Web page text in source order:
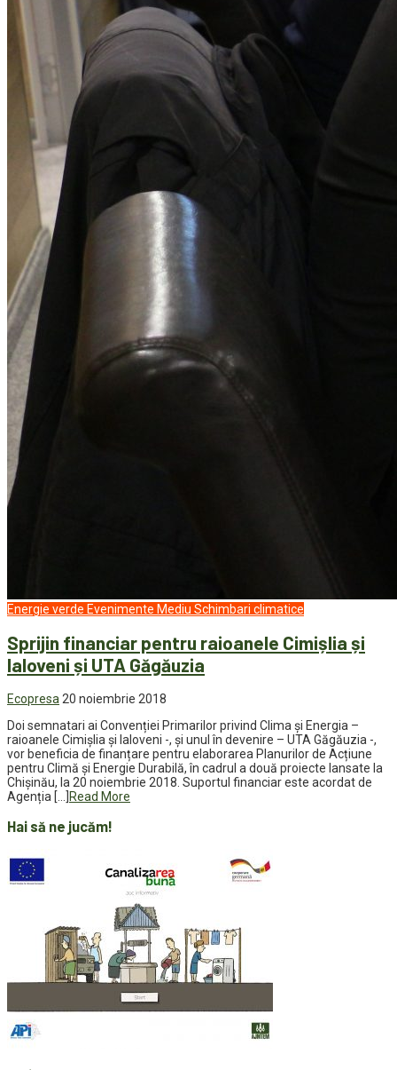
Energie verde Evenimente Mediu Schimbari climatice
Sprijin financiar pentru raioanele Cimișlia și
Ialoveni și UTA Găgăuzia
Ecopresa 20 noiembrie 2018
Doi semnatari ai Convenției Primarilor privind Clima și Energia –
raioanele Cimișlia și Ialoveni -, și unul în devenire – UTA Găgăuzia -,
vor beneficia de finanțare pentru elaborarea Planurilor de Acțiune
pentru Climă și Energie Durabilă, în cadrul a două proiecte lansate la
Chișinău, la 20 noiembrie 2018. Suportul financiar este acordat de
Agenția […]
Read More
Hai să ne jucăm!